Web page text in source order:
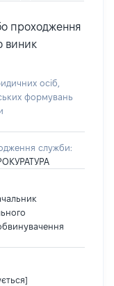
проходження
виник
осіб,
формувань
служби: